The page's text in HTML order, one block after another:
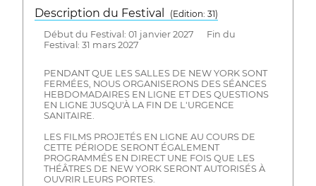
Description du Festival
( Edition: 31)
Début du Festival: 01 janvier 2027 Fin du
Festival: 31 mars 2027
PENDANT QUE LES SALLES DE NEW YORK SONT
FERMÉES, NOUS ORGANISERONS DES SÉANCES
HEBDOMADAIRES EN LIGNE ET DES QUESTIONS
EN LIGNE JUSQU'À LA FIN DE L'URGENCE
SANITAIRE.
LES FILMS PROJETÉS EN LIGNE AU COURS DE
CETTE PÉRIODE SERONT ÉGALEMENT
PROGRAMMÉS EN DIRECT UNE FOIS QUE LES
THÉÂTRES DE NEW YORK SERONT AUTORISÉS À
OUVRIR LEURS PORTES.